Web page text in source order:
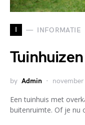
I INFORMATIE
by Admin
Een tuinhuis met
buitenruimte. Of je nu